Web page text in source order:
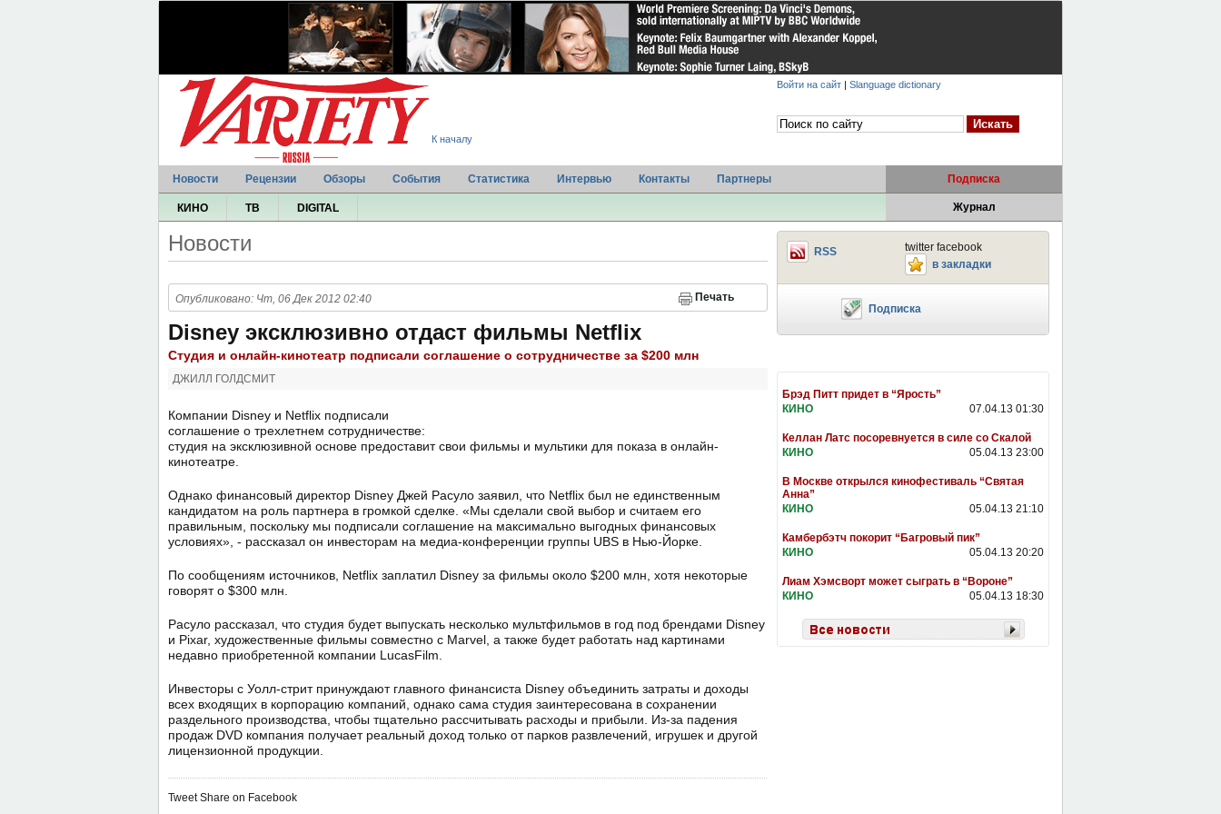
К началу
Войти на сайт | Slanguage dictionary
Новости Рецензии Обзоры События Статистика Интервью Контакты Партнеры Подписка
КИНО ТВ DIGITAL Журнал
Новости
Печать
Опубликовано: Чт, 06 Дек 2012 02:40
Disney эксклюзивно отдаст фильмы Netflix
Студия и онлайн-кинотеатр подписали соглашение о сотрудничестве за $200 млн
ДЖИЛЛ ГОЛДСМИТ
Компании Disney и Netflix подписали
соглашение о трехлетнем сотрудничестве:
студия на эксклюзивной основе предоставит свои фильмы и мультики для показа в онлайн-
кинотеатре.
Однако финансовый директор Disney Джей Расуло заявил, что Netflix был не единственным
кандидатом на роль партнера в громкой сделке. «Мы сделали свой выбор и считаем его
правильным, поскольку мы подписали соглашение на максимально выгодных финансовых
условиях», - рассказал он инвесторам на медиа-конференции группы UBS в Нью-Йорке.
По сообщениям источников, Netflix заплатил Disney за фильмы около $200 млн, хотя некоторые
говорят о $300 млн.
Расуло рассказал, что студия будет выпускать несколько мультфильмов в год под брендами Disney
и Pixar, художественные фильмы совместно с Marvel, а также будет работать над картинами
недавно приобретенной компании LucasFilm.
Инвесторы с Уолл-стрит принуждают главного финансиста Disney объединить затраты и доходы
всех входящих в корпорацию компаний, однако сама студия заинтересована в сохранении
раздельного производства, чтобы тщательно рассчитывать расходы и прибыли. Из-за падения
продаж DVD компания получает реальный доход только от парков развлечений, игрушек и другой
лицензионной продукции.
TweetShare on Facebook
twitter facebook
RSS
в закладки
Подписка
Брэд Питт придет в “Ярость”
07.04.13 01:30
КИНО
Келлан Латс посоревнуется в силе со Скалой
05.04.13 23:00
КИНО
В Москве открылся кинофестиваль “Святая
Анна”
05.04.13 21:10
КИНО
Камбербэтч покорит “Багровый пик”
05.04.13 20:20
КИНО
Лиам Хэмсворт может сыграть в “Вороне”
05.04.13 18:30
КИНО